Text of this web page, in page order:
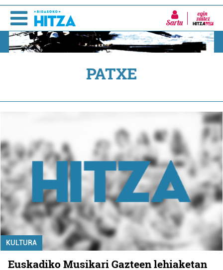
Sartu
PATXE
KULTURA
Euskadiko Musikari Gazteen lehiaketan